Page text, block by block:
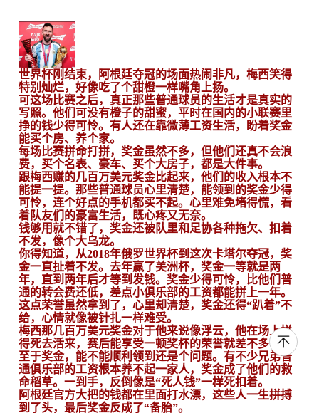
世界杯刚结束，阿根廷夺冠的场面热闹非凡，梅西笑得
特别灿烂，好像吃了个甜橙一样嘴角上扬。
可这场比赛之后，真正那些普通球员的生活才是真实的
写照。他们可没有橙子的甜蜜，平时在国内的小联赛里
挣的钱少得可怜。有人还在靠微薄工资生活，盼着奖金
能买个房、养个家。
每场比赛拼命打拼，奖金虽然不多，但他们还真不会浪
费，买个名表、豪车、买个大房子，都是大件事。
跟梅西赚的几百万美元奖金比起来，他们的收入根本不
能提一提。那些普通球员心里清楚，能领到的奖金少得
可怜，连个好点的手机都买不起。心里难免堵得慌，看
着队友们的豪富生活，既心疼又无奈。
钱够用就不错了，奖金还被队里和足协各种拖欠、扣着
不发，像个大乌龙。
你得知道，从2018年俄罗世界杯到这次卡塔尔夺冠，奖
金一直扯着不发。去年赢了美洲杯，奖金一等就是两
年，直到两年后才等到发钱。奖金少得可怜，比他们普
通的转会费还低，差点小俱乐部的工资都能拼上一年。
这点荣誉虽然拿到了，心里却清楚，奖金还得“趴着”不
给，心情就像被针扎一样难受。
梅西那几百万美元奖金对于他来说像浮云，他在场上拼
得死去活来，赛后能享受一顿奖杯的荣誉就差不多了。
至于奖金，能不能顺利领到还是个问题。有不少兄弟普
通俱乐部的工资根本养不起一家人，奖金成了他们的救
命稻草。一到手，反倒像是“死人钱”一样死扣着。
阿根廷官方大把的钱都在里面打水漂，这些人一生拼搏
到了头，最后奖金反成了“备胎”。